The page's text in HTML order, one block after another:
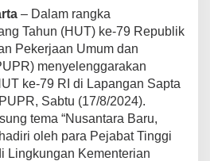
– Dalam rangka
Tahun (HUT) ke-79 Republik
Pekerjaan Umum dan
menyelenggarakan
ke-79 RI di Lapangan Sapta
Sabtu (17/8/2024).
tema “Nusantara Baru,
oleh para Pejabat Tinggi
Lingkungan Kementerian